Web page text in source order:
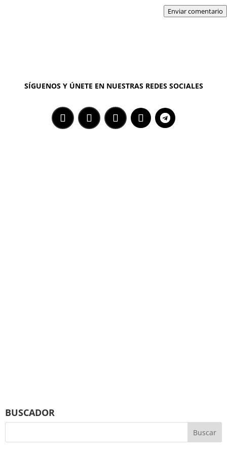
Enviar comentario
SÍGUENOS Y ÚNETE EN NUESTRAS REDES SOCIALES
BUSCADOR